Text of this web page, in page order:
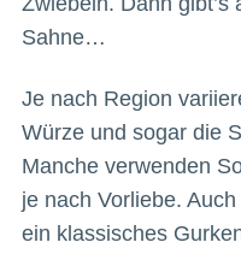
Sahne…
Je nach Region
Würze und sogar die
Manche verwenden
je nach Vorliebe.
ein klassisches